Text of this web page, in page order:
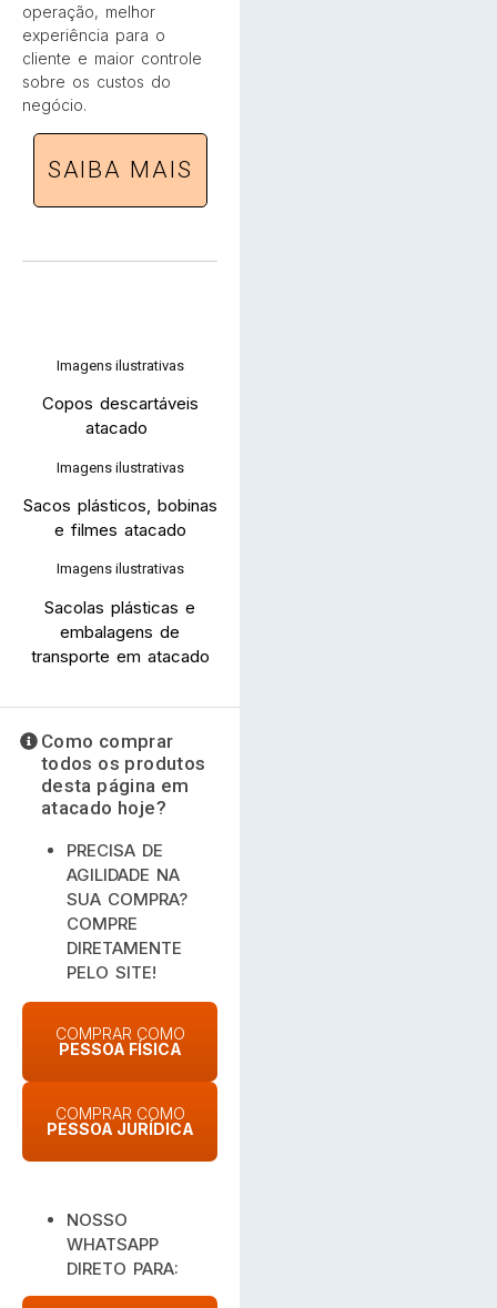
operação, melhor
experiência para o
cliente e maior controle
sobre os custos do
negócio.
SAIBA MAIS
Imagens ilustrativas
Copos descartáveis
atacado
Imagens ilustrativas
Sacos plásticos, bobinas
e filmes atacado
Imagens ilustrativas
Sacolas plásticas e
embalagens de
transporte em atacado
Como comprar
todos os produtos
desta página em
atacado hoje?
PRECISA DE
AGILIDADE NA
SUA COMPRA?
COMPRE
DIRETAMENTE
PELO SITE!
COMPRAR COMO
PESSOA FÍSICA
COMPRAR COMO
PESSOA JURÍDICA
NOSSO
WHATSAPP
DIRETO PARA: